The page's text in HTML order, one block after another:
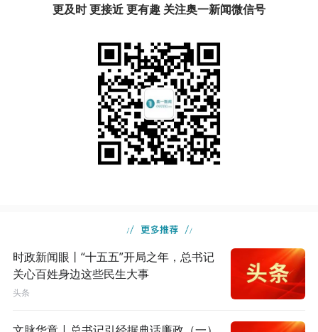
更及时 更接近 更有趣 关注奥一新闻微信号
时政新闻眼丨“十五五”开局之年，总书记
关心百姓身边这些民生大事
头条